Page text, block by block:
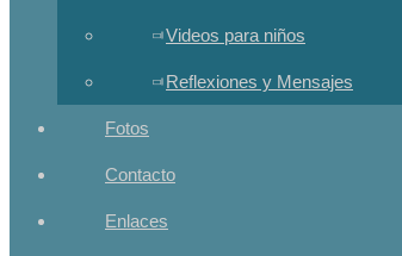
Videos para niños
Reflexiones y Mensajes
Fotos
Contacto
Enlaces